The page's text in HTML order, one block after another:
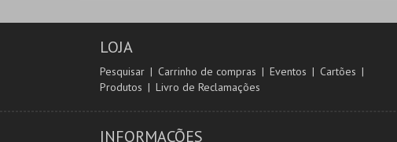
LOJA
Pesquisar Carrinho de compras Eventos
Cartões
Produtos
Livro de Reclamações
INFORMAÇÕES